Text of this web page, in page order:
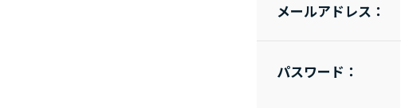
メールアドレス：
パスワード：